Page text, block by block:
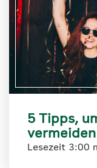
5 Tipps,
vermeiden
Lesezeit 3:00